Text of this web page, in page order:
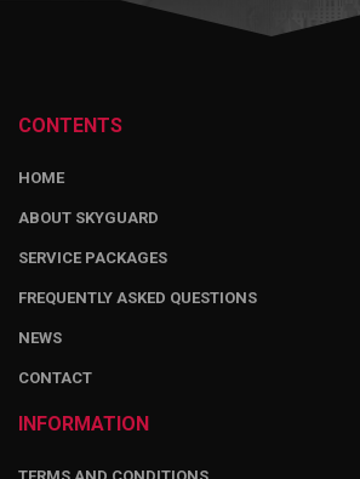
CONTENTS
HOME
ABOUT SKYGUARD
SERVICE PACKAGES
FREQUENTLY ASKED QUESTIONS
NEWS
CONTACT
INFORMATION